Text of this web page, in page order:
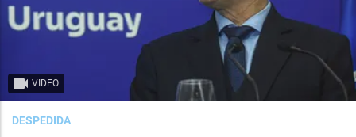
VIDEO
DESPEDIDA